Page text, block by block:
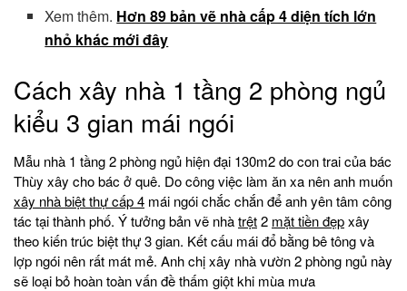
Xem thêm. Hơn 89 bản vẽ nhà cấp 4 diện tích lớn
nhỏ khác mới đây
Cách xây nhà 1 tầng 2 phòng ngủ
kiểu 3 gian mái ngói
Mẫu nhà 1 tầng 2 phòng ngủ hiện đại 130m2 do con trai của bác
Thùy xây cho bác ở quê. Do công việc làm ăn xa nên anh muốn
xây nhà biệt thựcấp 4 mái ngói chắc chắn để anh yên tâm công
tác tại thành phố. Ý tưởng bản vẽ nhàtrệt2 mặt tiền đẹpxây
theo kiến trúc biệt thự 3 gian. Kết cấu mái đổ bằng bê tông và
lợp ngói nên rất mát mẻ. Anh chị xây nhà vườn 2 phòng ngủ này
sẽ loại bỏ hoàn toàn vấn đề thấm giột khi mùa mưa